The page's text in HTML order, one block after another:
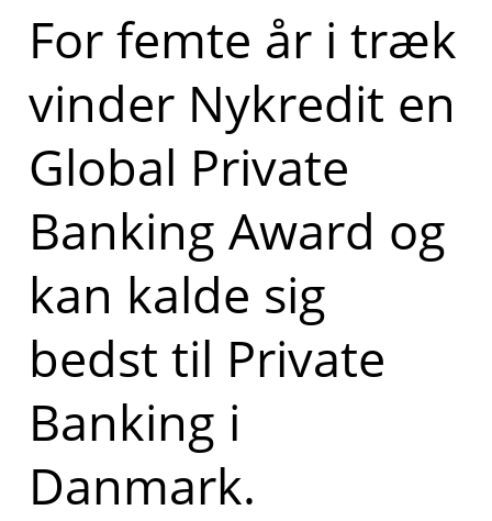
For femte år i træk
vinder Nykredit en
Global Private
Banking Award og
kan kalde sig
bedst til Private
Banking i
Danmark.